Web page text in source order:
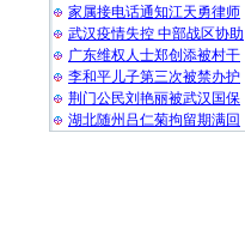
家属接电话通知江天勇律师
武汉疫情失控 中部战区协助
广东维权人士郑创添被村干
李和平儿子第三次被禁办护
荆门公民刘艳丽被武汉国保
湖北随州吕仁菊拘留期满回